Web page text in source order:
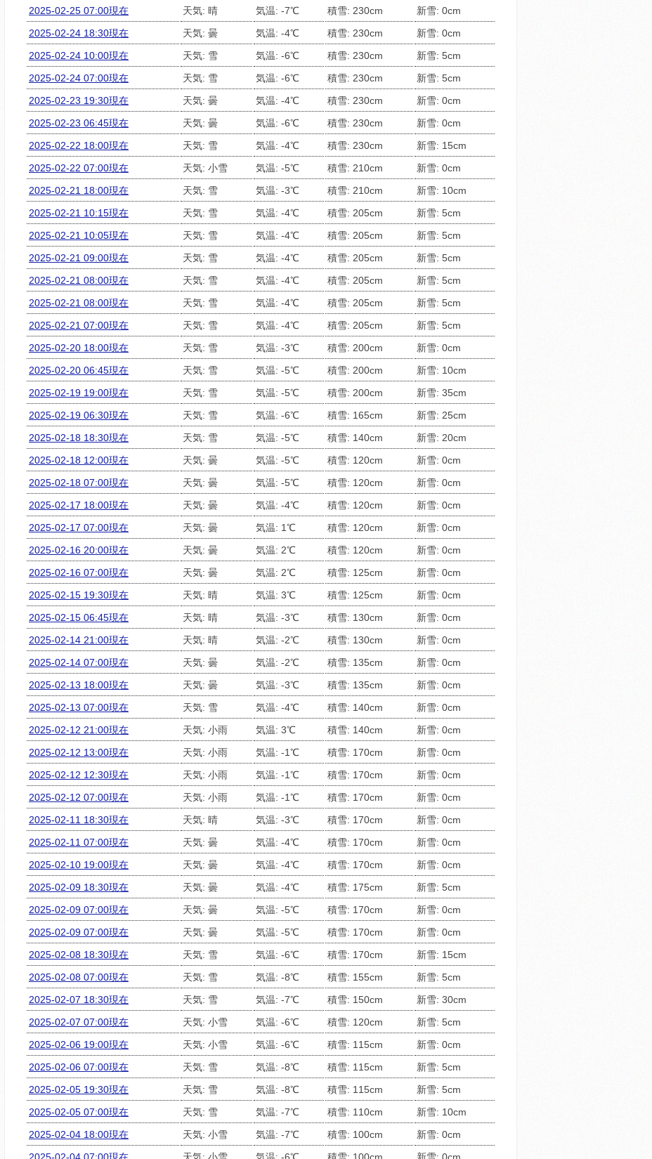
2025-02-25 07:00現在
天気: 晴 気温: -7℃ 積雪: 230cm
新雪: 0cm
2025-02-24 18:30現在
天気: 曇 気温: -4℃ 積雪: 230cm
新雪: 0cm
2025-02-24 10:00現在
天気: 雪 気温: -6℃ 積雪: 230cm
新雪: 5cm
2025-02-24 07:00現在
天気: 雪 気温: -6℃ 積雪: 230cm
新雪: 5cm
2025-02-23 19:30現在
天気: 曇 気温: -4℃ 積雪: 230cm
新雪: 0cm
2025-02-23 06:45現在
天気: 曇 気温: -6℃ 積雪: 230cm
新雪: 0cm
2025-02-22 18:00現在
天気: 雪 気温: -4℃ 積雪: 230cm
新雪: 15cm
2025-02-22 07:00現在
天気: 小雪 気温: -5℃ 積雪: 210cm
新雪: 0cm
2025-02-21 18:00現在
天気: 雪 気温: -3℃ 積雪: 210cm
新雪: 10cm
2025-02-21 10:15現在
天気: 雪 気温: -4℃ 積雪: 205cm
新雪: 5cm
2025-02-21 10:05現在
天気: 雪 気温: -4℃ 積雪: 205cm
新雪: 5cm
2025-02-21 09:00現在
天気: 雪 気温: -4℃ 積雪: 205cm
新雪: 5cm
2025-02-21 08:00現在
天気: 雪 気温: -4℃ 積雪: 205cm
新雪: 5cm
2025-02-21 08:00現在
天気: 雪 気温: -4℃ 積雪: 205cm
新雪: 5cm
2025-02-21 07:00現在
天気: 雪 気温: -4℃ 積雪: 205cm
新雪: 5cm
2025-02-20 18:00現在
天気: 雪 気温: -3℃ 積雪: 200cm
新雪: 0cm
2025-02-20 06:45現在
天気: 雪 気温: -5℃ 積雪: 200cm
新雪: 10cm
2025-02-19 19:00現在
天気: 雪 気温: -5℃ 積雪: 200cm
新雪: 35cm
2025-02-19 06:30現在
天気: 雪 気温: -6℃ 積雪: 165cm
新雪: 25cm
2025-02-18 18:30現在
天気: 雪 気温: -5℃ 積雪: 140cm
新雪: 20cm
2025-02-18 12:00現在
天気: 曇 気温: -5℃ 積雪: 120cm
新雪: 0cm
2025-02-18 07:00現在
天気: 曇 気温: -5℃ 積雪: 120cm
新雪: 0cm
2025-02-17 18:00現在
天気: 曇 気温: -4℃ 積雪: 120cm
新雪: 0cm
2025-02-17 07:00現在
天気: 曇 気温: 1℃ 積雪: 120cm
新雪: 0cm
2025-02-16 20:00現在
天気: 曇 気温: 2℃ 積雪: 120cm
新雪: 0cm
2025-02-16 07:00現在
天気: 曇 気温: 2℃ 積雪: 125cm
新雪: 0cm
2025-02-15 19:30現在
天気: 晴 気温: 3℃ 積雪: 125cm
新雪: 0cm
2025-02-15 06:45現在
天気: 晴 気温: -3℃ 積雪: 130cm
新雪: 0cm
2025-02-14 21:00現在
天気: 晴 気温: -2℃ 積雪: 130cm
新雪: 0cm
2025-02-14 07:00現在
天気: 曇 気温: -2℃ 積雪: 135cm
新雪: 0cm
2025-02-13 18:00現在
天気: 曇 気温: -3℃ 積雪: 135cm
新雪: 0cm
2025-02-13 07:00現在
天気: 雪 気温: -4℃ 積雪: 140cm
新雪: 0cm
2025-02-12 21:00現在
天気: 小雨 気温: 3℃ 積雪: 140cm
新雪: 0cm
2025-02-12 13:00現在
天気: 小雨 気温: -1℃ 積雪: 170cm
新雪: 0cm
2025-02-12 12:30現在
天気: 小雨 気温: -1℃ 積雪: 170cm
新雪: 0cm
2025-02-12 07:00現在
天気: 小雨 気温: -1℃ 積雪: 170cm
新雪: 0cm
2025-02-11 18:30現在
天気: 晴 気温: -3℃ 積雪: 170cm
新雪: 0cm
2025-02-11 07:00現在
天気: 曇 気温: -4℃ 積雪: 170cm
新雪: 0cm
2025-02-10 19:00現在
天気: 曇 気温: -4℃ 積雪: 170cm
新雪: 0cm
2025-02-09 18:30現在
天気: 曇 気温: -4℃ 積雪: 175cm
新雪: 5cm
2025-02-09 07:00現在
天気: 曇 気温: -5℃ 積雪: 170cm
新雪: 0cm
2025-02-09 07:00現在
天気: 曇 気温: -5℃ 積雪: 170cm
新雪: 0cm
2025-02-08 18:30現在
天気: 雪 気温: -6℃ 積雪: 170cm
新雪: 15cm
2025-02-08 07:00現在
天気: 雪 気温: -8℃ 積雪: 155cm
新雪: 5cm
2025-02-07 18:30現在
天気: 雪 気温: -7℃ 積雪: 150cm
新雪: 30cm
2025-02-07 07:00現在
天気: 小雪 気温: -6℃ 積雪: 120cm
新雪: 5cm
2025-02-06 19:00現在
天気: 小雪 気温: -6℃ 積雪: 115cm
新雪: 0cm
2025-02-06 07:00現在
天気: 雪 気温: -8℃ 積雪: 115cm
新雪: 5cm
2025-02-05 19:30現在
天気: 雪 気温: -8℃ 積雪: 115cm
新雪: 5cm
2025-02-05 07:00現在
天気: 雪 気温: -7℃ 積雪: 110cm
新雪: 10cm
2025-02-04 18:00現在
天気: 小雪 気温: -7℃ 積雪: 100cm
新雪: 0cm